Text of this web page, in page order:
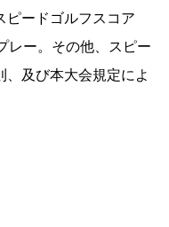
ピードゴルフスコア
レー。その他、スピー
、及び本大会規定によ